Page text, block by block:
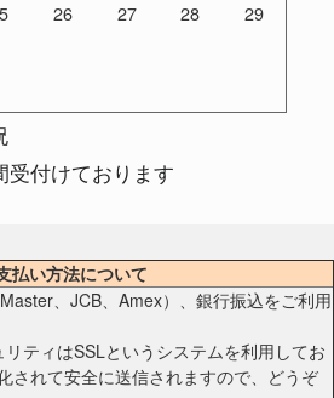
26 27 28 29
受付けております
払い方法について
、JCB、Amex）、銀行振込をご利用
ティはSSLというシステムを利用してお
されて安全に送信されますので、どうぞ